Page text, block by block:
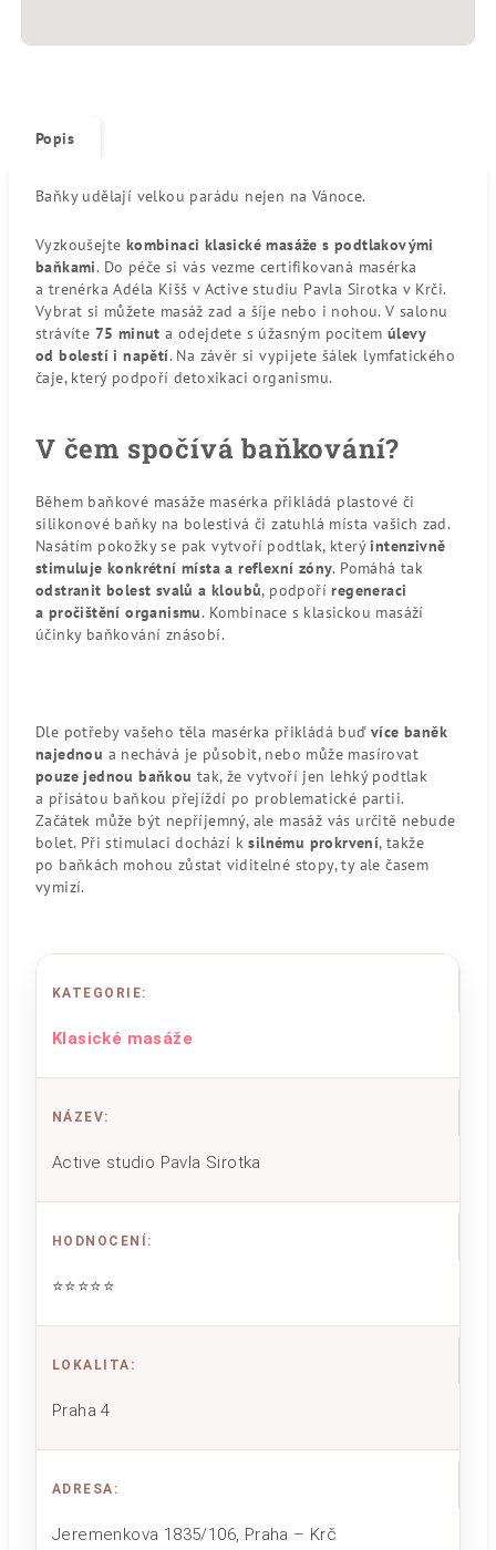
Popis
Baňky udělají velkou parádu nejen na Vánoce.
Vyzkoušejte kombinaci klasické masáže s podtlakovými
baňkami. Do péče si vás vezme certifikovaná masérka
a trenérka Adéla Kišš v Active studiu Pavla Sirotka v Krči.
Vybrat si můžete masáž zad a šíje nebo i nohou. V salonu
strávíte 75 minut a odejdete s úžasným pocitem úlevy
od bolestí i napětí. Na závěr si vypijete šálek lymfatického
čaje, který podpoří detoxikaci organismu.
V čem spočívá baňkování?
Během baňkové masáže masérka přikládá plastové či
silikonové baňky na bolestivá či zatuhlá místa vašich zad.
Nasátím pokožky se pak vytvoří podtlak, kterýintenzivně
stimuluje konkrétní místa a reflexní zóny. Pomáhá tak
odstranit bolest svalů a kloubů, podpoříregeneraci
a pročištění organismu. Kombinace s klasickou masáží
účinky baňkování znásobí.
Dle potřeby vašeho těla masérka přikládá buď více baněk
najednou a nechává je působit, nebo může masírovat
pouze jednou baňkou tak, že vytvoří jen lehký podtlak
a přisátou baňkou přejíždí po problematické partii.
Začátek může být nepříjemný, ale masáž vás určitě nebude
bolet. Při stimulaci dochází ksilnému prokrvení, takže
po baňkách mohou zůstat viditelné stopy, ty ale časem
vymizí.
KATEGORIE:
Klasické masáže
NÁZEV:
Active studio Pavla Sirotka
HODNOCENÍ :
⭐⭐⭐⭐⭐
LOKALITA :
Praha 4
ADRESA :
Jeremenkova 1835/106, Praha – Krč